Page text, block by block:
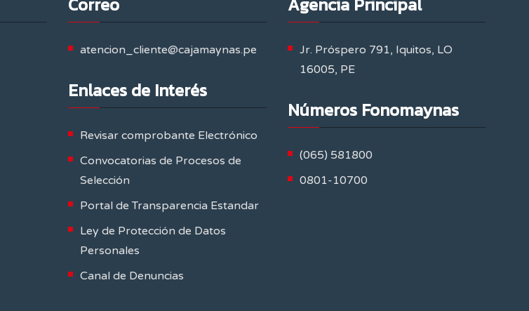
atencion_cliente@cajamaynas.pe
Enlaces de Interés
Revisar comprobante Electrónico
Convocatorias de Procesos de
Selección
Portal de Transparencia Estandar
Ley de Protección de Datos
Personales
Canal de Denuncias
Jr. Próspero 791, Iquitos, LO
16005, PE
Números Fonomaynas
(065) 581800
0801-10700